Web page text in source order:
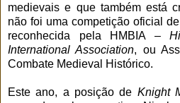
medievais e que também está
não foi uma competição oficial
reconhecida pela HMBIA –
International Association, ou
Combate Medieval Histórico.
Este ano, a posição de Knight